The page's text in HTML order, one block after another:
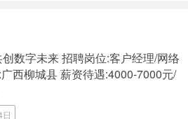
数字未来 招聘岗位:客户经理/网络
西柳城县 薪资待遇:4000-7000元/